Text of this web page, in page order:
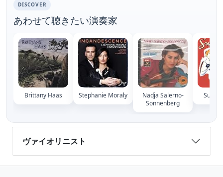
DISCOVER
あわせて聴きたい演奏家
Brittany Haas Stephanie Moraly
Nadja Salerno-
Sonnenberg
Susie
ヴァイオリニスト